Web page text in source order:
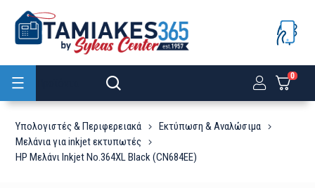
0
Υπολογιστές & Περιφερειακά
Εκτύπωση & Αναλώσιμα
Μελάνια για inkjet εκτυπωτές
HP Μελάνι Inkjet No.364XL Black (CN684EE)